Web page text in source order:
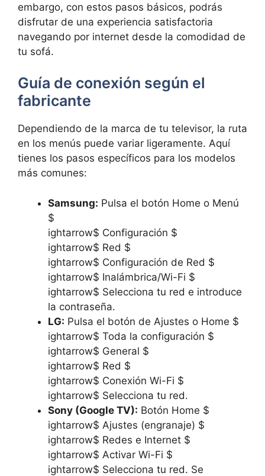
embargo, con estos pasos básicos, podrás
disfrutar de una experiencia satisfactoria
navegando por internet desde la comodidad de
tu sofá.
Guía de conexión según el
fabricante
Dependiendo de la marca de tu televisor, la ruta
en los menús puede variar ligeramente. Aquí
tienes los pasos específicos para los modelos
más comunes:
Samsung: Pulsa el botón Home o Menú
$
ightarrow$ Configuración $
ightarrow$ Red $
ightarrow$ Configuración de Red $
ightarrow$ Inalámbrica/Wi-Fi $
ightarrow$ Selecciona tu red e introduce
la contraseña.
LG: Pulsa el botón de Ajustes o Home $
ightarrow$ Toda la configuración $
ightarrow$ General $
ightarrow$ Red $
ightarrow$ Conexión Wi-Fi $
ightarrow$ Selecciona tu red.
Sony (Google TV): Botón Home $
ightarrow$ Ajustes (engranaje) $
ightarrow$ Redes e Internet $
ightarrow$ Activar Wi-Fi $
ightarrow$ Selecciona tu red. Se